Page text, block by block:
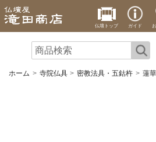
仏壇トップ ガイド
ホーム 寺院仏具 密教法具・五鈷杵 蓮